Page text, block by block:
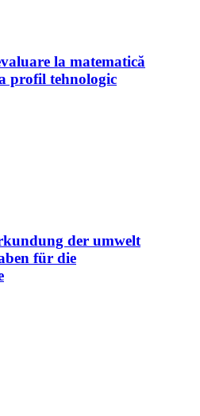
la matematică
profil tehnologic
der umwelt
für die